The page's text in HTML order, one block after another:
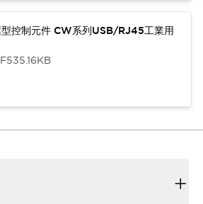
控制元件 CW系列USB/RJ45工業用
535.16KB